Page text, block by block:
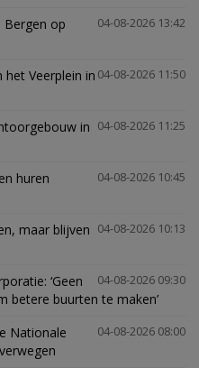
04-08-2026 13:42
Bergen op
04-08-2026 11:50
Veerplein in
04-08-2026 11:25
in
04-08-2026 10:45
huren
04-08-2026 10:13
maar blijven
04-08-2026 09:30
‘Geen
betere buurten te maken’
04-08-2026 08:00
Nationale